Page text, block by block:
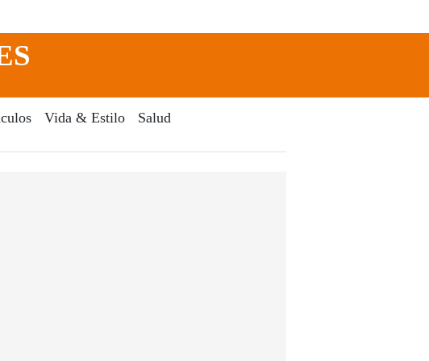
Search
Vida & Estilo Salud